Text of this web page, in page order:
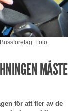
Foto:
MÅSTE
för att fler av de